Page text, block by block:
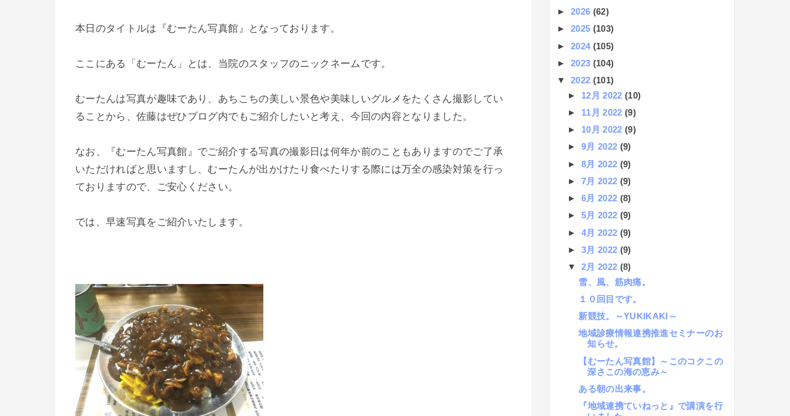
本日のタイトルは『むーたん写真館』となっております。
ここにある「むーたん」とは、当院のスタッフのニックネームです。
むーたんは写真が趣味であり、あちこちの美しい景色や美味しいグルメをたくさん撮影してい
ることから、佐藤はぜひブログ内でもご紹介したいと考え、今回の内容となりました。
なお、『むーたん写真館』でご紹介する写真の撮影日は何年か前のこともありますのでご了承
いただければと思いますし、むーたんが出かけたり食べたりする際には万全の感染対策を行っ
ておりますので、ご安心ください。
では、早速写真をご紹介いたします。
► 2026 (62)
► 2025 (103)
► 2024 (105)
► 2023 (104)
▼ 2022 (101)
► 12月 2022 (10)
► 11月 2022 (9)
► 10月 2022 (9)
► 9月 2022 (9)
► 8月 2022 (9)
► 7月 2022 (9)
► 6月 2022 (8)
► 5月 2022 (9)
► 4月 2022 (9)
► 3月 2022 (9)
▼ 2月 2022 (8)
雪、風、筋肉痛。
１０回目です。
新競技。～YUKIKAKI～
地域診療情報連携推進セミナーのお
知らせ。
【むーたん写真館】～このコクこの
深さこの海の恵み～
ある朝の出来事。
『地域連携ていねっと』で講演を行